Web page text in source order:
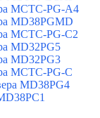
MCTC-PG-A4
MD38PGMD
MCTC-PG-C2
MD32PG5
MD32PG3
MCTC-PG-C
MD38PG4